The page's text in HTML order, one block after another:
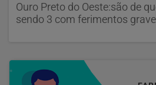
Ouro Preto do Oeste:são de
sendo 3 com ferimentos